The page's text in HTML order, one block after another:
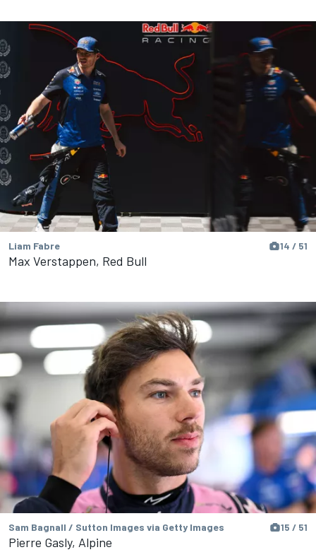
Liam Fabre 14 / 51
Max Verstappen, Red Bull
Sam Bagnall / Sutton Images via Getty Images 15 / 51
Pierre Gasly, Alpine